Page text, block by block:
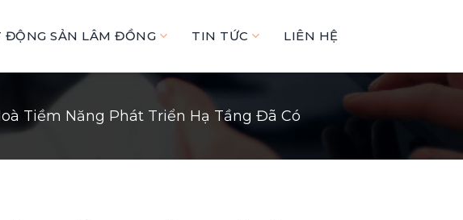
ĐỘNG SẢN LÂM ĐỒNG TIN TỨC LIÊN HỆ
Tiềm Năng Phát Triển Hạ Tầng Đã Có